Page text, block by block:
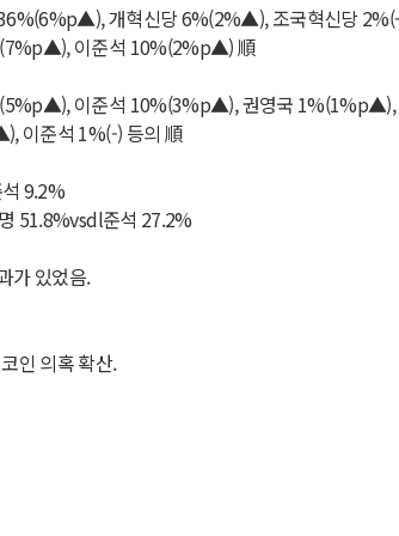
개혁신당 6%(2%▲), 조국혁신당
이준석 10%(2%p▲) 順
이준석 10%(3%p▲), 권영국
이준석 1%(-) 등의 順
9.2%
51.8%vsdl준석 27.2%
가 있었음.
인 의혹 확산.